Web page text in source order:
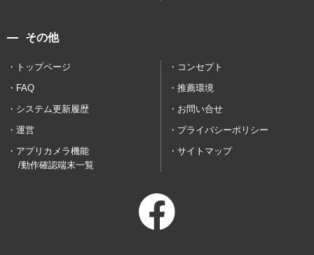
その他
トップページ
コンセプト
FAQ
推薦環境
システム更新履歴
お問い合せ
運営
プライバシーポリシー
アプリカメラ機能
/動作確認端末一覧
サイトマップ